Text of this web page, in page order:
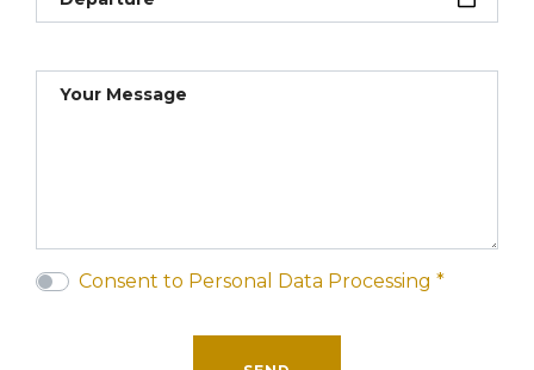
Your Message
Consent to Personal Data Processing *